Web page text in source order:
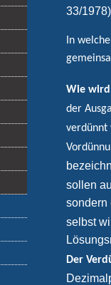
33/1978)
In
Wie wird
der
verdünnt
sollen
selbst
Der